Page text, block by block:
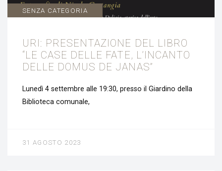
SENZA CATEGORIA
URI: PRESENTAZIONE DEL LIBRO
“LE CASE DELLE FATE, L’INCANTO
DELLE DOMUS DE JANAS”
Lunedì 4 settembre alle 19:30, presso il Giardino della
Biblioteca comunale,
31 AGOSTO 2023